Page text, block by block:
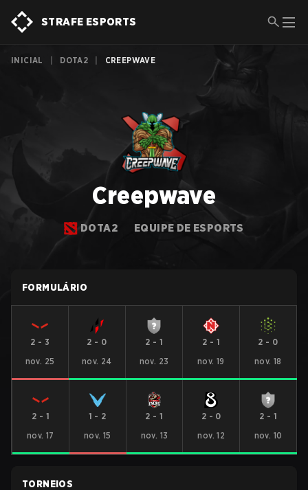
STRAFE ESPORTS
INICIAL DOTA2 CREEPWAVE
Creepwave
DOTA2 EQUIPE DE ESPORTS
FORMULÁRIO
2 - 3
nov. 25
2 - 0
nov. 24
2 - 1
nov. 23
2 - 1
nov. 19
2 - 0
nov. 18
2 - 1
nov. 17
1 - 2
nov. 15
2 -1
nov. 13
2 - 0
nov. 12
2 - 1
nov. 10
TORNEIOS